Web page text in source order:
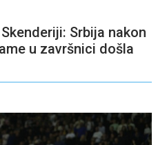
Srbija nakon
u završnici došla